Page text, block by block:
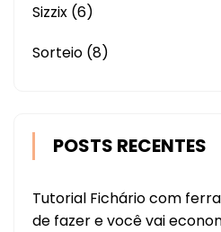
Sizzix (6)
Sorteio (8)
POSTS RECENTES
Tutorial Fichário com
de fazer e você vai